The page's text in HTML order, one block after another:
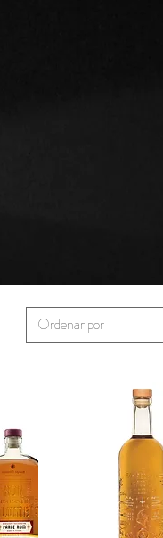
Ordenar por